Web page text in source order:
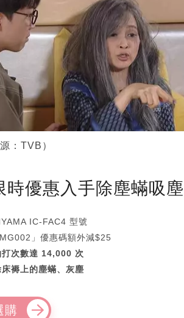
：TVB）
時優惠入手除塵蟎吸
IC-FAC4 型號
」優惠碼額外減$25
打次數達 14,000 次
褥上的塵蟎、灰塵
購